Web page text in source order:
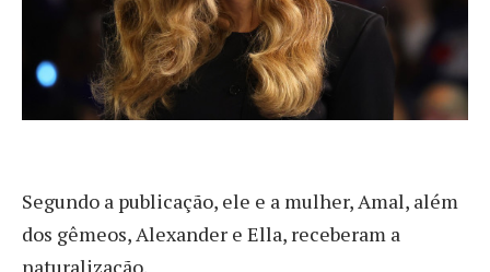
Segundo a publicação, ele e a mulher, Amal, além
dos gêmeos, Alexander e Ella, receberam a